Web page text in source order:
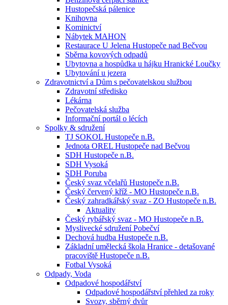
Hustopečská pálenice
Knihovna
Kominictví
Nábytek MAHON
Restaurace U Jelena Hustopeče nad Bečvou
Sběrna kovových odpadů
Ubytovna a hospůdka u hájku Hranické Loučky
Ubytování u jezera
Zdravotnictví a Dům s pečovatelskou službou
Zdravotní středisko
Lékárna
Pečovatelská služba
Informační portál o lécích
Spolky & sdružení
TJ SOKOL Hustopeče n.B.
Jednota OREL Hustopeče nad Bečvou
SDH Hustopeče n.B.
SDH Vysoká
SDH Poruba
Český svaz včelařů Hustopeče n.B.
Český červený kříž - MO Hustopeče n.B.
Český zahradkářský svaz - ZO Hustopeče n.B.
Aktuality
Český rybářský svaz - MO Hustopeče n.B.
Myslivecké sdružení Pobečví
Dechová hudba Hustopeče n.B.
Základní umělecká škola Hranice - detašované
pracoviště Hustopeče n.B.
Fotbal Vysoká
Odpady, Voda
Odpadové hospodářství
Odpadové hospodářství přehled za roky
Svozy, sběrný dvůr